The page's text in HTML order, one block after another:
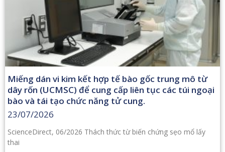
Miếng dán vi kim kết hợp tế bào gốc trung mô từ
dây rốn (UCMSC) để cung cấp liên tục các túi ngoại
bào và tái tạo chức năng tử cung.
23/07/2026
ScienceDirect, 06/2026 Thách thức từ biến chứng sẹo mổ lấy
thai